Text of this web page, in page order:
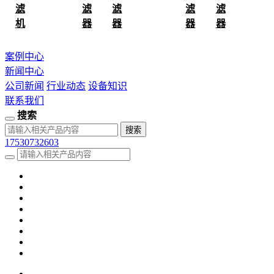
滤
机
滤
器
滤
器
滤
器
滤
器
案例中心
新闻中心
公司新闻 行业动态 设备知识
联系我们
搜索
17530732603